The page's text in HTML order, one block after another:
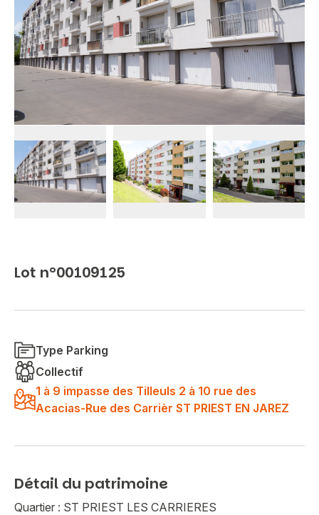
Lot n°00109125
Type Parking
Collectif
1 à 9 impasse des Tilleuls 2 à 10 rue des
Acacias-Rue des Carrièr ST PRIEST EN JAREZ
Détail du patrimoine
Quartier : ST PRIEST LES CARRIERES